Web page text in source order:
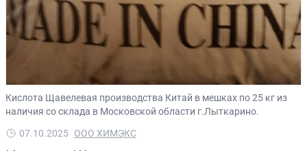
Кислота Щавелевая производства Китай в мешках по 25 кг из
наличия со склада в Московской области г.Лыткарино.
07.10.2025 ООО ХИМЭКС